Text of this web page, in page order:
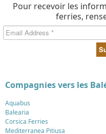
Pour recevoir les
ferries,
Compagnies vers les
Aquabus
Balearia
Corsica Ferries
Mediterranea Pitiusa